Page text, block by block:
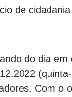
de
do dia
Com o